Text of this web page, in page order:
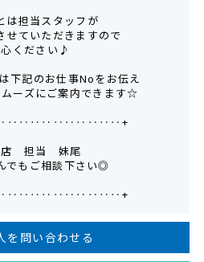
は担当スタッフが
せていただきますので
心ください♪
下記のお仕事Noをお伝え
ーズにご案内できます☆
店 担当 妹尾
でもご相談下さい◎
を問い合わせる